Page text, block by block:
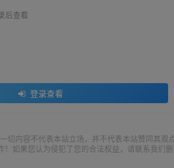
后查看
登录查看
切内容不代表本站立场，并不代表本站赞同其观
如果您认为侵犯了您的合法权益，请联系我们删